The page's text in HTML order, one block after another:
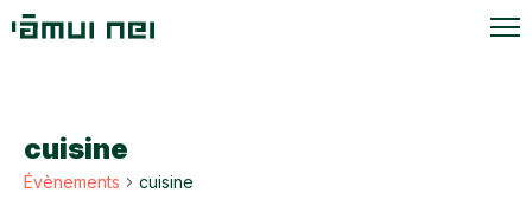
cuisine
Évènements cuisine